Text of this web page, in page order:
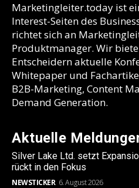
Marketingleiter.today ist
Interest-Seiten des
richtet sich an
Produktmanager. Wir
Entscheidern aktuelle
Whitepaper und
B2B-Marketing, Content
Demand Generation.
Aktuelle
Silver Lake Ltd. setzt
rückt in den Fokus
NEWSTICKER 6. August 2026